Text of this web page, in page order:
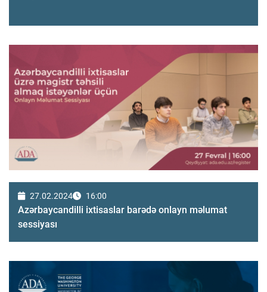
27.02.2024 16:00
Azərbaycandilli ixtisaslar barədə onlayn məlumat
sessiyası